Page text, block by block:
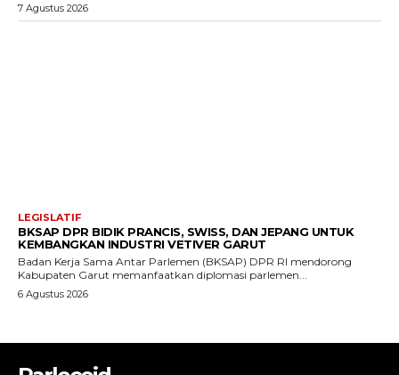
7 Agustus 2026
LEGISLATIF
BKSAP DPR BIDIK PRANCIS, SWISS, DAN JEPANG UNTUK
KEMBANGKAN INDUSTRI VETIVER GARUT
Badan Kerja Sama Antar Parlemen (BKSAP) DPR RI mendorong
Kabupaten Garut memanfaatkan diplomasi parlemen...
6 Agustus 2026